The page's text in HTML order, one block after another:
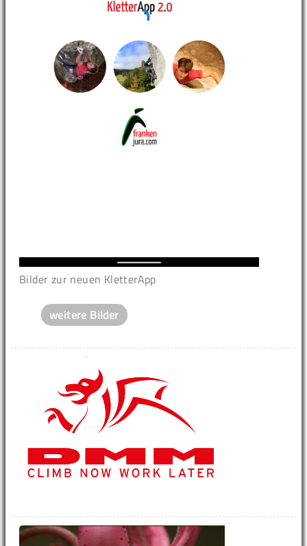
Bilder zur neuen KletterApp
weitere Bilder